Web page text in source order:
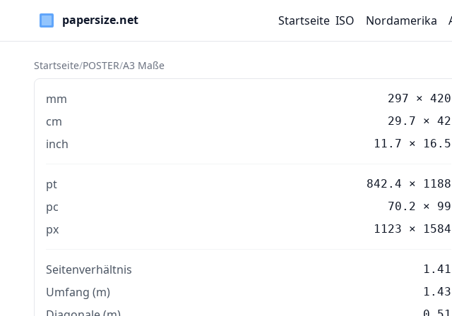
Paper Sizes Startseite ISO Nordamerika
Startseite/POSTER/A3 Maße
mm 297 × 420
cm 29.7 × 42
inch 11.7 × 16.5
pt 842.4 × 1188
pc 70.2 × 99
px 1123 × 1584
Seitenverhältnis 1.41
Umfang (m) 1.43